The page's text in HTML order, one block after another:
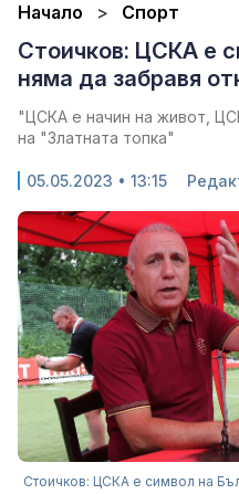
Начало Спорт
Стоичков: ЦСКА е
няма да забравя
"ЦСКА е начин на живот,
на "Златната топка"
05.05.2023 • 13:15
Стоичков: ЦСКА е символ на